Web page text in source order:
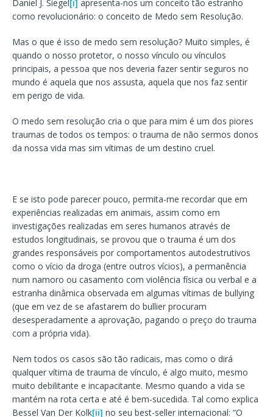
Daniel J. Siegel[i] apresenta-nos um conceito tão estranho
como revolucionário: o conceito de Medo sem Resolução.
Mas o que é isso de medo sem resolução? Muito simples, é
quando o nosso protetor, o nosso vínculo ou vínculos
principais, a pessoa que nos deveria fazer sentir seguros no
mundo é aquela que nos assusta, aquela que nos faz sentir
em perigo de vida.
O medo sem resolução cria o que para mim é um dos piores
traumas de todos os tempos: o trauma de não sermos donos
da nossa vida mas sim vítimas de um destino cruel.
E se isto pode parecer pouco, permita-me recordar que em
experiências realizadas em animais, assim como em
investigações realizadas em seres humanos através de
estudos longitudinais, se provou que o trauma é um dos
grandes responsáveis por comportamentos autodestrutivos
como o vício da droga (entre outros vícios), a permanência
num namoro ou casamento com violência física ou verbal e a
estranha dinâmica observada em algumas vítimas de bullying
(que em vez de se afastarem do bullier procuram
desesperadamente a aprovação, pagando o preço do trauma
com a própria vida).
Nem todos os casos são tão radicais, mas como o dirá
qualquer vítima de trauma de vínculo, é algo muito, mesmo
muito debilitante e incapacitante. Mesmo quando a vida se
mantém na rota certa e até é bem-sucedida. Tal como explica
Bessel Van Der Kolk[ii] no seu best-seller internacional: “O